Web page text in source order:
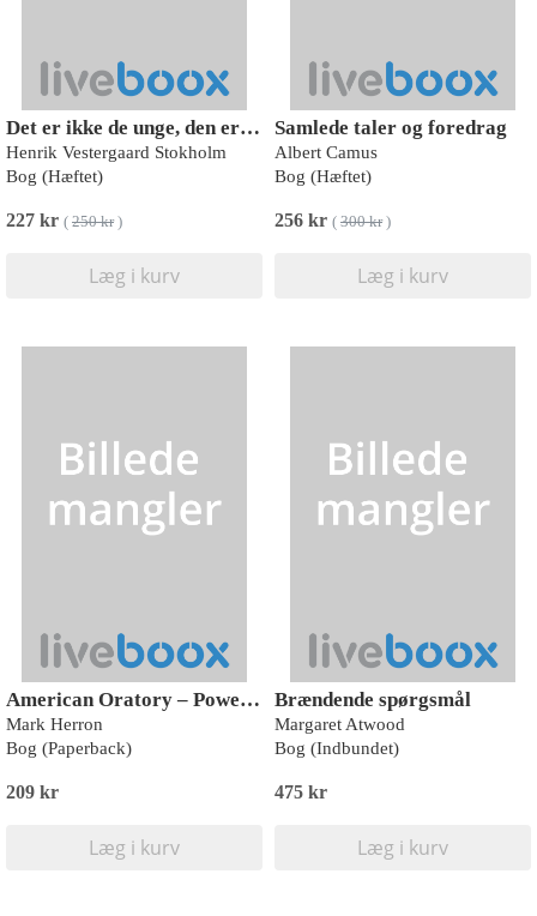
Det er ikke de unge, den er gal med, det er samfundet
Henrik Vestergaard Stokholm
Bog (Hæftet)
227 kr ( 250 kr)
Læg i kurv
Samlede taler og foredrag
Albert Camus
Bog (Hæftet)
256 kr ( 300 kr)
Læg i kurv
American Oratory – Powerful Speeches by the President and the People
Mark Herron
Bog (Paperback)
209 kr
Læg i kurv
Brændende spørgsmål
Margaret Atwood
Bog (Indbundet)
475 kr
Læg i kurv